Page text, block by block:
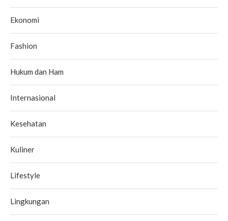
Ekonomi
Fashion
Hukum dan Ham
Internasional
Kesehatan
Kuliner
Lifestyle
Lingkungan